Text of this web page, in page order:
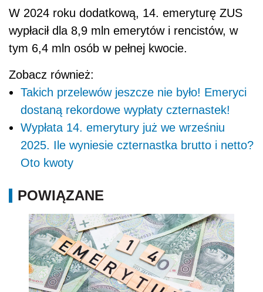
W 2024 roku dodatkową, 14. emeryturę ZUS
wypłacił dla 8,9 mln emerytów i rencistów, w
tym 6,4 mln osób w pełnej kwocie.
Zobacz również:
Takich przelewów jeszcze nie było! Emeryci
dostaną rekordowe wypłaty czternastek!
Wypłata 14. emerytury już we wrześniu
2025. Ile wyniesie czternastka brutto i netto?
Oto kwoty
POWIĄZANE